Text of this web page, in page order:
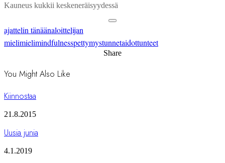
Kauneus kukkii keskeneräisyydessä
ajattelin tänäänaloittelijan
mielimielimindfulnesspettymystunnetaidottunteet
Share
You Might Also Like
Kiinnostaa
21.8.2015
Uusia junia
4.1.2019